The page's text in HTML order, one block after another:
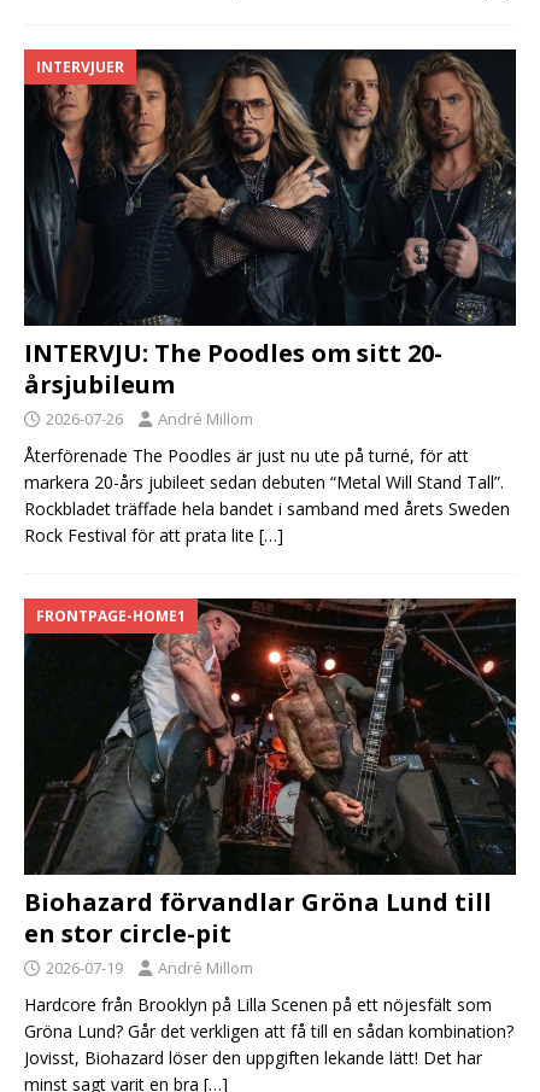
INTERVJUER
INTERVJU: The Poodles om sitt 20-
årsjubileum
2026-07-26 André Millom
Återförenade The Poodles är just nu ute på turné, för att
markera 20-års jubileet sedan debuten “Metal Will Stand Tall”.
Rockbladet träffade hela bandet i samband med årets Sweden
Rock Festival för att prata lite […]
FRONTPAGE-HOME1
Biohazard förvandlar Gröna Lund till
en stor circle-pit
2026-07-19 André Millom
Hardcore från Brooklyn på Lilla Scenen på ett nöjesfält som
Gröna Lund? Går det verkligen att få till en sådan kombination?
Jovisst, Biohazard löser den uppgiften lekande lätt! Det har
minst sagt varit en bra […]